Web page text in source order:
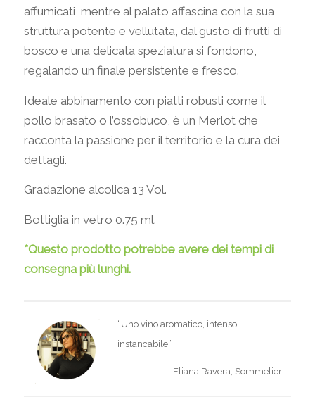
affumicati, mentre al palato affascina con la sua
struttura potente e vellutata, dal gusto di frutti di
bosco e una delicata speziatura si fondono,
regalando un finale persistente e fresco.
Ideale abbinamento con piatti robusti come il
pollo brasato o l’ossobuco, è un Merlot che
racconta la passione per il territorio e la cura dei
dettagli.
Gradazione alcolica 13 Vol.
Bottiglia in vetro 0.75 ml.
*Questo prodotto potrebbe avere dei tempi di
consegna più lunghi.
“Uno vino aromatico, intenso..
instancabile.”
Eliana Ravera, Sommelier